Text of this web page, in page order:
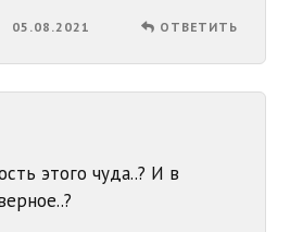
05.08.2021 ОТВЕТИТЬ
этого чуда..? И в